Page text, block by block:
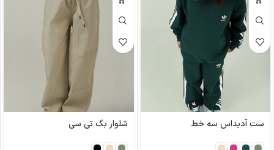
ست آدیداس سه خط شلوار بگ تی سی